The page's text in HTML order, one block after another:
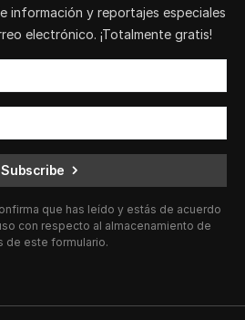
información y reportajes especiales
electrónico. ¡Totalmente gratis!
Subscribe
que has leído y estás de acuerdo
con respecto al almacenamiento de
de este formulario.